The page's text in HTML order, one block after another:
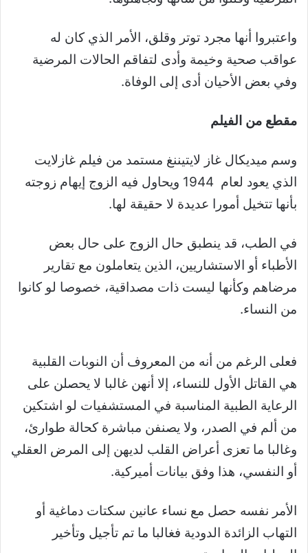
واعتبروا أنها مجرد توتر وقلق، الأمر الذي كان له
عواقب صحية وخيمة وأدى لتفاقم الحالات المرضية
وفي بعض الأحيان أدى إلى الوفاة.
مقطع من الفيلم
وسم ميديكال غاز لايتيننغ مستمد من فيلم غازلايت
الذي يعود لعام 1944 ويحاول فيه الزوج إيهام زوجته
بأنها تتخيل أمورا عديدة لا حقيقة لها.
في الطب، قد ينطبق حال الزوج على حال بعض
الأطباء أو الاستشاريين، الذين يتعاملون مع تقارير
مرضاهم وكأنها ليست ذات مصداقية، خصوصا لو كانوا
من النساء.
فعلى الرغم من أنه من المعروف أن النوبات القلبية
هي القاتل الأول للنساء، إلا أنهن غالبا لا يحصلن على
الرعاية الطبية المناسبة في المستشفيات لو اشتكين
من ألم في الصدر، ولا يصنفن مباشرة كحالة طوارئ،
وغالبا ما تعزى أعراض القلب لديهن إلى المرض العقلي
أو النفسي، هذا وفق بيانات أميركية.
الأمر نفسه حصل مع نساء عانين سكتات دماغية أو
التهاب الزائدة الدودية فغالبا ما تم تأجيل وتأخير